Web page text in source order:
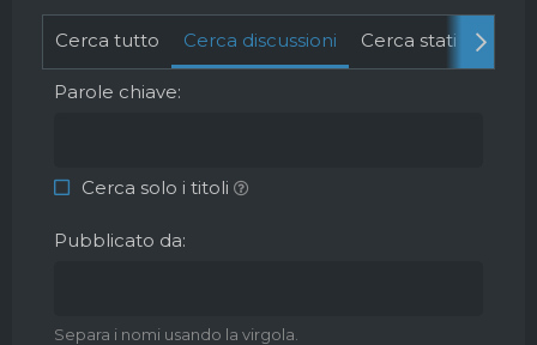
Cerca tutto Cerca discussioni Cerca stati della
Parole chiave
Cerca solo i titoli
Pubblicato da
Separa i nomi usando la virgola.